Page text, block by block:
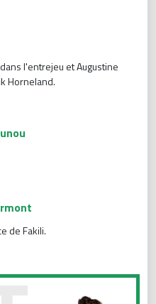
l'entrejeu et Augustine
Horneland.
de Fakili.
!